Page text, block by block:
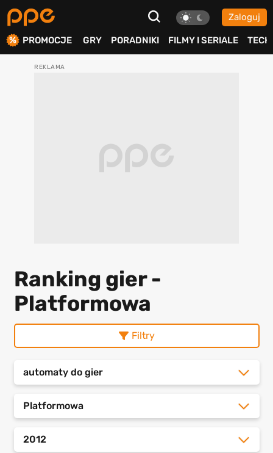
Zaloguj
PROMOCJE GRY PORADNIKI FILMY I SERIALE TECH
Ranking gier -
Platformowa
Filtry
automaty do gier
Platformowa
2012